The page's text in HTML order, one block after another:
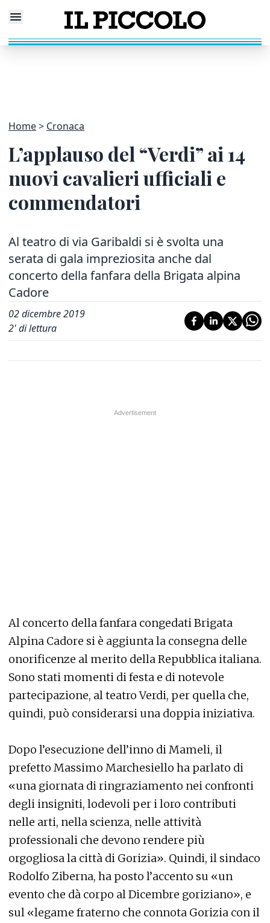
Home Cronaca
L’applauso del “Verdi” ai 14
nuovi cavalieri ufficiali e
commendatori
Al teatro di via Garibaldi si è svolta una
serata di gala impreziosita anche dal
concerto della fanfara della Brigata alpina
Cadore
02 dicembre 2019
2' di lettura
Al concerto della fanfara congedati Brigata
Alpina Cadore si è aggiunta la consegna delle
onorificenze al merito della Repubblica italiana.
Sono stati momenti di festa e di notevole
partecipazione, al teatro Verdi, per quella che,
quindi, può considerarsi una doppia iniziativa.
Dopo l’esecuzione dell’inno di Mameli, il
prefetto Massimo Marchesiello ha parlato di
«una giornata di ringraziamento nei confronti
degli insigniti, lodevoli per i loro contributi
nelle arti, nella scienza, nelle attività
professionali che devono rendere più
orgogliosa la città di Gorizia». Quindi, il sindaco
Rodolfo Ziberna, ha posto l’accento su «un
evento che dà corpo al Dicembre goriziano», e
sul «legame fraterno che connota Gorizia con il